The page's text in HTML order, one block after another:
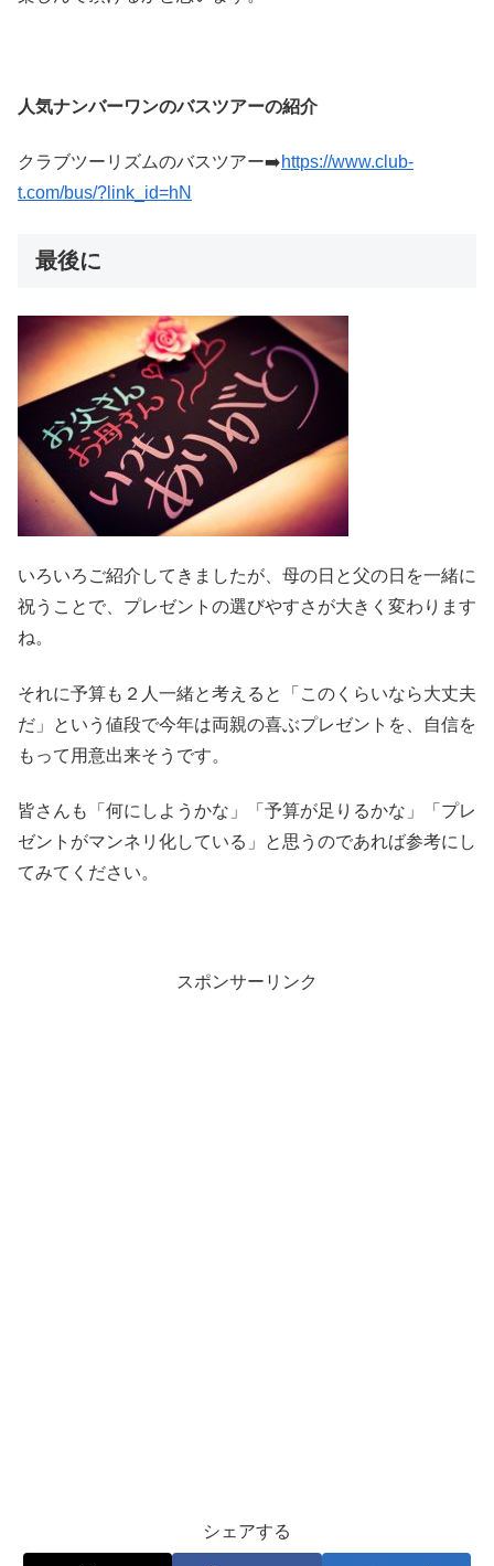
人気ナンバーワンのバスツアーの紹介
クラブツーリズムのバスツアー➡️https://www.club-
t.com/bus/?link_id=hN
最後に
いろいろご紹介してきましたが、母の日と父の日を一緒に
祝うことで、プレゼントの選びやすさが大きく変わります
ね。
それに予算も２人一緒と考えると「このくらいなら大丈夫
だ」という値段で今年は両親の喜ぶプレゼントを、自信を
もって用意出来そうです。
皆さんも「何にしようかな」「予算が足りるかな」「プレ
ゼントがマンネリ化している」と思うのであれば参考にし
てみてください。
スポンサーリンク
シェアする